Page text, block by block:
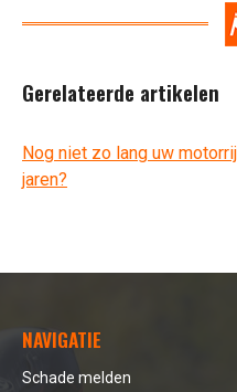
Gerelateerde artikelen
Nog niet zo lang uw
jaren?
NAVIGATIE
Schade melden